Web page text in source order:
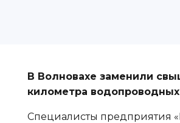
В Волновахе заменили
километра
Специалисты предприятия